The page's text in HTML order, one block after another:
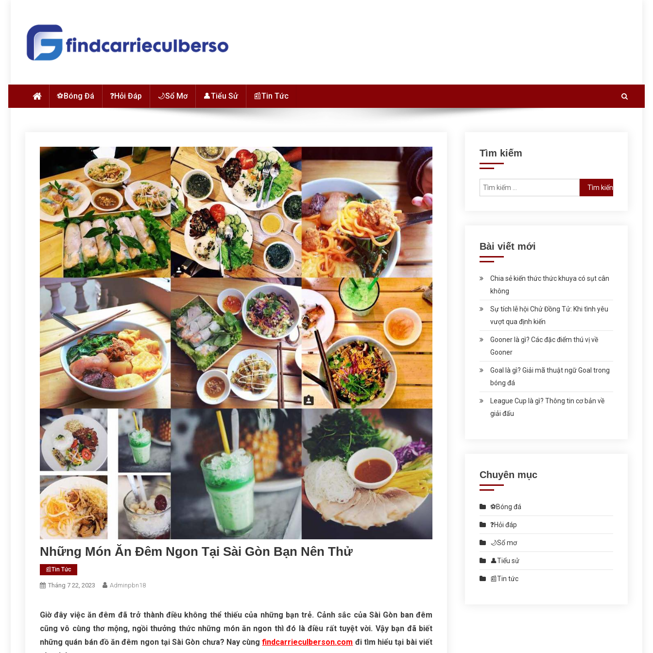
⚽Bóng Đá ❓Hỏi Đáp 🌙Sổ Mơ 👤Tiểu Sử 📰Tin Tức
Những Món Ăn Đêm Ngon Tại Sài Gòn Bạn Nên Thử
📰Tin Tức
Tháng 7 22, 2023 Adminpbn18
Giờ đây việc ăn đêm đã trở thành điều không thể thiếu của những bạn trẻ. Cảnh sắc của Sài Gòn ban đêm
cũng vô cùng thơ mộng, ngồi thưởng thức những món ăn ngon thì đó là điều rất tuyệt vời. Vậy bạn đã biết
những quán bán đồ ăn đêm ngon tại Sài Gòn chưa? Nay cùngfindcarrieculberson.com đi tìm hiểu tại bài viết
Tìm kiếm
Tìm kiếm cho:
Bài viết mới
Chia sẻ kiến thức thức khuya có sụt cân
không
Sự tích lễ hội Chử Đồng Tử: Khi tình yêu
vượt qua định kiến
Gooner là gì? Các đặc điểm thú vị về
Gooner
Goal là gì? Giải mã thuật ngữ Goal trong
bóng đá
League Cup là gì? Thông tin cơ bản về
giải đấu
Chuyên mục
⚽Bóng đá
❓Hỏi đáp
🌙Sổ mơ
👤Tiểu sử
📰Tin tức